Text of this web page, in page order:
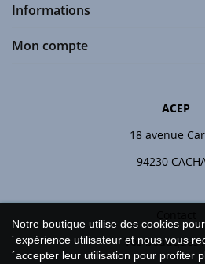
Informations
Mon compte
ACEP
18 avenue
94230
Vos boutiques
Notre boutique utilise des cookies
´expérience utilisateur et nous vous
´accepter leur utilisation pour profiter